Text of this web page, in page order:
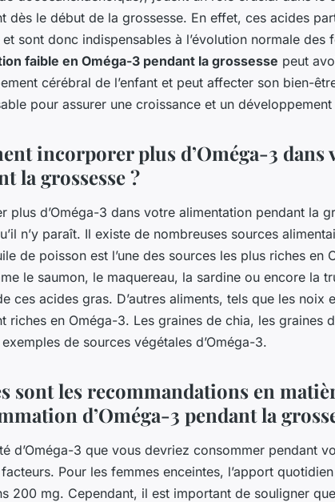
dès le début de la grossesse. En effet, ces acides
et sont donc indispensables à l’évolution normale des
faible en Oméga-3 pendant la grossesse peut
cérébral de l’enfant et peut affecter son bien-
pour assurer une croissance et un
incorporer plus d’Oméga-3
la grossesse ?
plus d’Oméga-3 dans votre alimentation pendant la
n’y paraît. Il existe de nombreuses sources
de poisson est l’une des sources les plus riches en
le saumon, le maquereau, la sardine ou encore la
ces acides gras. D’autres aliments, tels que les noix
riches en Oméga-3. Les graines de chia, les graines
de sources végétales d’Oméga-3.
sont les recommandations en
d’Oméga-3 pendant la
d’Oméga-3 que vous devriez consommer pendant
Pour les femmes enceintes, l’apport
200 mg. Cependant, il est important de souligner